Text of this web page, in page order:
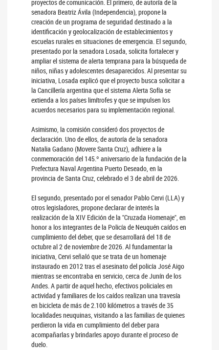
proyectos de comunicación. El primero, de autoría de la
senadora Beatriz Ávila (Independencia), propone la
creación de un programa de seguridad destinado a la
identificación y geolocalización de establecimientos y
escuelas rurales en situaciones de emergencia. El segundo,
presentado por la senadora Losada, solicita fortalecer y
ampliar el sistema de alerta temprana para la búsqueda de
niños, niñas y adolescentes desaparecidos. Al presentar su
iniciativa, Losada explicó que el proyecto busca solicitar a
la Cancillería argentina que el sistema Alerta Sofía se
extienda a los países limítrofes y que se impulsen los
acuerdos necesarios para su implementación regional.
Asimismo, la comisión consideró dos proyectos de
declaración. Uno de ellos, de autoría de la senadora
Natalia Gadano (Movere Santa Cruz), adhiere a la
conmemoración del 145.º aniversario de la fundación de la
Prefectura Naval Argentina Puerto Deseado, en la
provincia de Santa Cruz, celebrado el 3 de abril de 2026.
El segundo, presentado por el senador Pablo Cervi (LLA) y
otros legisladores, propone declarar de interés la
realización de la XIV Edición de la "Cruzada Homenaje", en
honor a los integrantes de la Policía de Neuquén caídos en
cumplimiento del deber, que se desarrollará del 18 de
octubre al 2 de noviembre de 2026. Al fundamentar la
iniciativa, Cervi señaló que se trata de un homenaje
instaurado en 2012 tras el asesinato del policía José Aigo
mientras se encontraba en servicio, cerca de Junín de los
Andes. A partir de aquel hecho, efectivos policiales en
actividad y familiares de los caídos realizan una travesía
en bicicleta de más de 2.100 kilómetros a través de 35
localidades neuquinas, visitando a las familias de quienes
perdieron la vida en cumplimiento del deber para
acompañarlas y brindarles apoyo durante el proceso de
duelo.